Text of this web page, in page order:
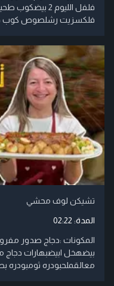
فلفل الليوم 2
فلكسزيت رشلصوص كوب
تشيكن لوف محشي
المدة: 02:22
المكونات :دجاج صدور
بيضهخل ابيضبهارات دجاج
معالقملحبودره ثومبودره